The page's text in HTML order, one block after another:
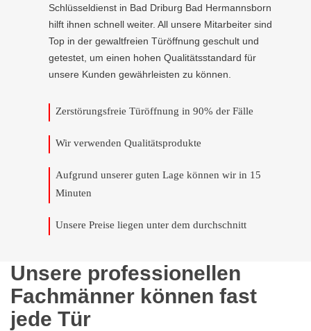
Schlüsseldienst in Bad Driburg Bad Hermannsborn
hilft ihnen schnell weiter. All unsere Mitarbeiter sind
Top in der gewaltfreien Türöffnung geschult und
getestet, um einen hohen Qualitätsstandard für
unsere Kunden gewährleisten zu können.
Zerstörungsfreie Türöffnung in 90% der Fälle
Wir verwenden Qualitätsprodukte
Aufgrund unserer guten Lage können wir in 15
Minuten
Unsere Preise liegen unter dem durchschnitt
Unsere professionellen
Fachmänner können fast
jede Tür